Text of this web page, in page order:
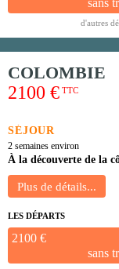
sans
d'autres
COLOMBIE
2100 € TTC
SÉJOUR
2 semaines environ
À la découverte de la
LES DÉPARTS
2100 €
sans